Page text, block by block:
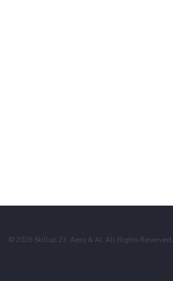
© 2026 Skillup 23: Aero & AI. All Rights Reserved.